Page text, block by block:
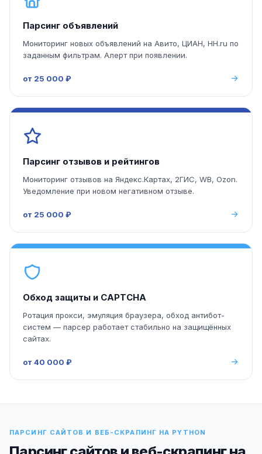
Парсинг объявлений
Мониторинг новых объявлений на Авито, ЦИАН, HH.ru по
заданным фильтрам. Алерт при появлении.
от 25 000 ₽
Парсинг отзывов и рейтингов
Мониторинг отзывов на Яндекс.Картах, 2ГИС, WB, Ozon.
Уведомление при новом негативном отзыве.
от 25 000 ₽
Обход защиты и CAPTCHA
Ротация прокси, эмуляция браузера, обход антибот-
систем — парсер работает стабильно на защищённых
сайтах.
от 40 000 ₽
ПАРСИНГ САЙТОВ И ВЕБ-СКРАПИНГ НА PYTHON